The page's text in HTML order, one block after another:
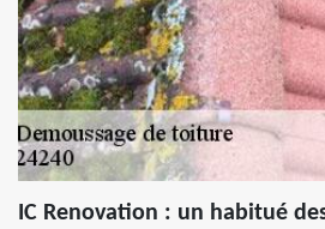
IC Renovation : un habitué